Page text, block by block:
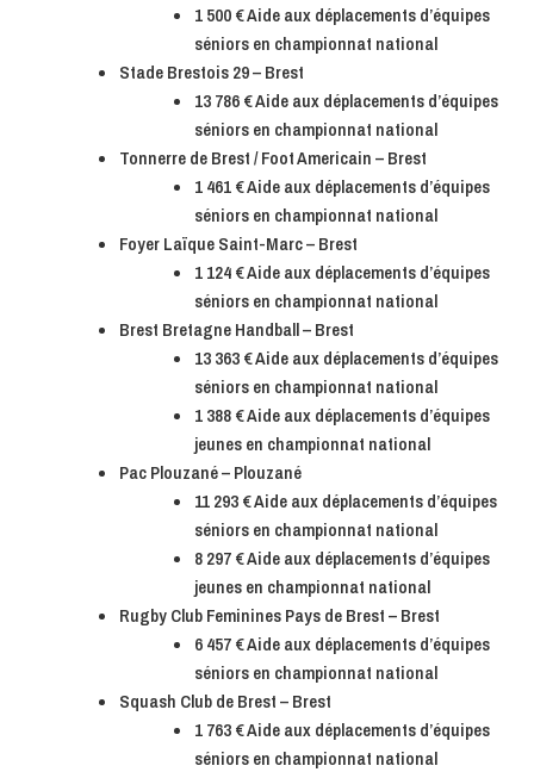
1 500 € Aide aux déplacements d’équipes
séniors en championnat national
Stade Brestois 29 – Brest
13 786 € Aide aux déplacements d’équipes
séniors en championnat national
Tonnerre de Brest / Foot Americain – Brest
1 461 € Aide aux déplacements d’équipes
séniors en championnat national
Foyer Laïque Saint-Marc – Brest
1 124 € Aide aux déplacements d’équipes
séniors en championnat national
Brest Bretagne Handball – Brest
13 363 € Aide aux déplacements d’équipes
séniors en championnat national
1 388 € Aide aux déplacements d’équipes
jeunes en championnat national
Pac Plouzané – Plouzané
11 293 € Aide aux déplacements d’équipes
séniors en championnat national
8 297 € Aide aux déplacements d’équipes
jeunes en championnat national
Rugby Club Feminines Pays de Brest – Brest
6 457 € Aide aux déplacements d’équipes
séniors en championnat national
Squash Club de Brest – Brest
1 763 € Aide aux déplacements d’équipes
séniors en championnat national